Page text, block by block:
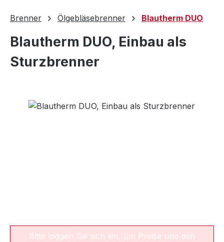
Brenner Ölgebläsebrenner Blautherm DUO
Blautherm DUO, Einbau als
Sturzbrenner
Bildergalerie überspringen
Bitte loggen Sie sich ein, um Preise und den